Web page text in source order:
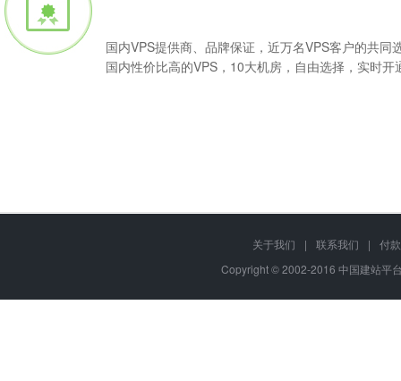
国内VPS提供商、品牌保证，近万名VPS客户的共同
国内性价比高的VPS，10大机房，自由选择，实时开
Q
VPS主机是可按需购买的"服务器"产品，用户可根据基础配置随意
关于我们 | 联系我们 |
付
Copyright © 2002-2016 中国建站平